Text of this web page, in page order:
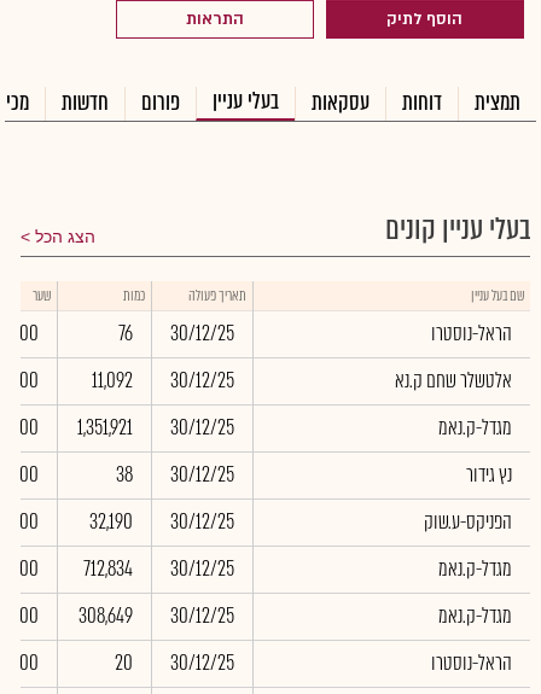
הוסף לתיק התראות
תמצית דוחות עסקאות בעלי עניין פורום חדשות
בעלי עניין קונים הצג הכל
שם בעל עניין תאריך פעולה כמות שער
הראל-נוסטרו 30/12/25
76
0.00
אלטשלר שחם ק.נא
30/12/25
11,092
0.00
מגדל-ק.נאמ
30/12/25
1,351,921
0.00
נץ גידור
30/12/25
38
0.00
הפניקס-ע.שוק
30/12/25
32,190
0.00
מגדל-ק.נאמ
30/12/25
712,834
0.00
מגדל-ק.נאמ
30/12/25
308,649
0.00
הראל-נוסטרו
30/12/25
20
0.00